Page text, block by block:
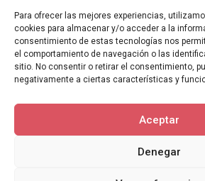
Para ofrecer las mejores experiencias,
cookies para almacenar y/o acceder a la
consentimiento de estas tecnologías nos
el comportamiento de navegación o las
sitio. No consentir o retirar el consentimiento,
negativamente a ciertas características y
Aceptar
Denegar
Contacto
Hazte socio